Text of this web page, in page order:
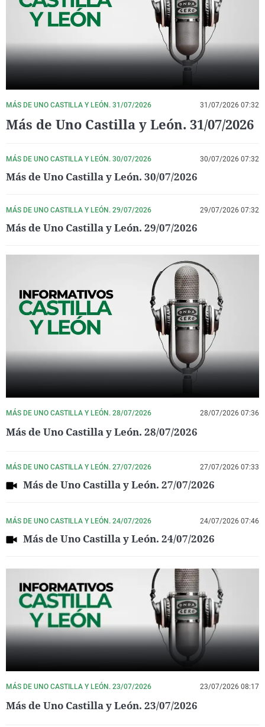
La rosa de los vientos
Gente viajera
Como el perro y el
Caso
Retornados
Equipo de
Operación Viuda
Extremadura
Galicia
La Rioja
Navarra
País Vasco
Virales
Televisión
Elecciones
MÁS DE UNO CASTILLA Y LEÓN. 31/07/2026 31/07/2026 07:32
Más de Uno Castilla y León. 31/07/2026
MÁS DE UNO CASTILLA Y LEÓN. 30/07/2026 30/07/2026 07:32
Más de Uno Castilla y León. 30/07/2026
MÁS DE UNO CASTILLA Y LEÓN. 29/07/2026 29/07/2026 07:32
Más de Uno Castilla y León. 29/07/2026
MÁS DE UNO CASTILLA Y LEÓN. 28/07/2026 28/07/2026 07:36
Más de Uno Castilla y León. 28/07/2026
MÁS DE UNO CASTILLA Y LEÓN. 27/07/2026 27/07/2026 07:33
Más de Uno Castilla y León. 27/07/2026
MÁS DE UNO CASTILLA Y LEÓN. 24/07/2026 24/07/2026 07:46
Más de Uno Castilla y León. 24/07/2026
MÁS DE UNO CASTILLA Y LEÓN. 23/07/2026 23/07/2026 08:17
Más de Uno Castilla y León. 23/07/2026